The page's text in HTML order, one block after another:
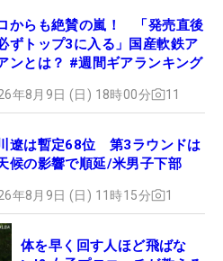
からも絶賛の嵐！ 「発売直後
ずトップ3に入る」国産軟鉄ア
ンとは？ #週間ギアランキング
年8月9日 (日) 18時00分 11
遼は暫定68位 第3ラウンドは
候の影響で順延/米男子下部
年8月9日 (日) 11時15分 1
体を早く回す人ほど飛ばな